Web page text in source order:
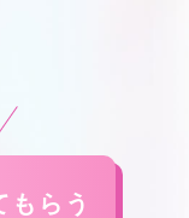
もらう